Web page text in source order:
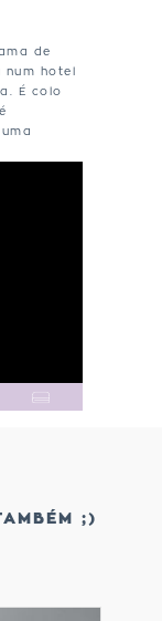
de
hotel
É colo
;)